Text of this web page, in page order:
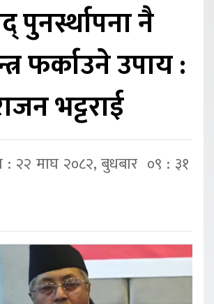
पुनर्स्थापना नै
फर्काउने उपाय :
भट्टराई
: २२ माघ २०८२, बुधबार ०९ : ३१